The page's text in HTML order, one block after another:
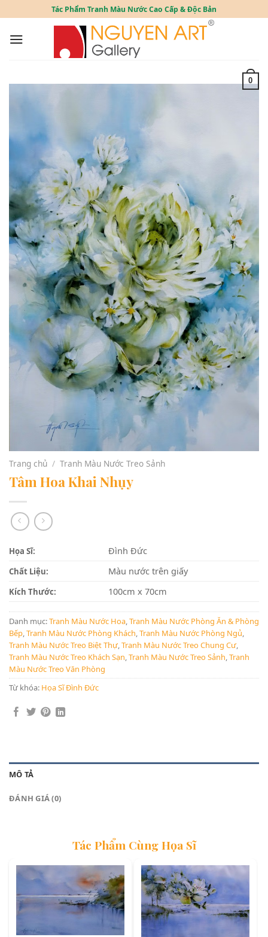
to
content
Tác Phẩm Tranh Màu Nước Cao Cấp & Độc Bản
0
Trang chủ / Tranh Màu Nước Treo Sảnh
Tâm Hoa Khai Nhụy
Họa Sĩ: Đình Đức
Chất Liệu: Màu nước trên giấy
Kích Thước: 100cm x 70cm
Danh mục:Tranh Màu Nước Hoa,Tranh Màu Nước Phòng Ăn & Phòng
Bếp,Tranh Màu Nước Phòng Khách,Tranh Màu Nước Phòng Ngủ,
Tranh Màu Nước Treo Biệt Thự,Tranh Màu Nước Treo Chung Cư,
Tranh Màu Nước Treo Khách Sạn,Tranh Màu Nước Treo Sảnh,Tranh
Màu Nước Treo Văn Phòng
Từ khóa: Họa Sĩ Đình Đức
MÔ TẢ
ĐÁNH GIÁ (0)
Tác Phẩm Cùng Họa Sĩ